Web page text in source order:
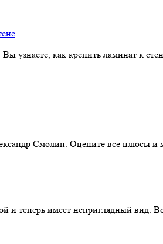
узнаете, как крепить ламинат к
Смолин. Оцените все плюсы
и теперь имеет неприглядный вид.